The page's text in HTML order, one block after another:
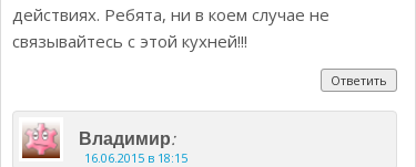
действиях. Ребята, ни в коем случае не
связывайтесь с этой кухней!!!
Ответить
Владимир:
16.06.2015 в 18:15